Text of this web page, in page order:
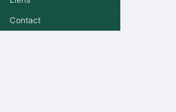
Contact